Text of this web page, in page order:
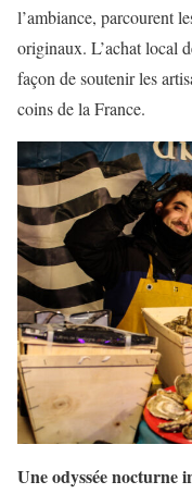
l’ambiance, parcourent
originaux. L’achat local
façon de soutenir les
coins de la France.
Une odyssée nocturne